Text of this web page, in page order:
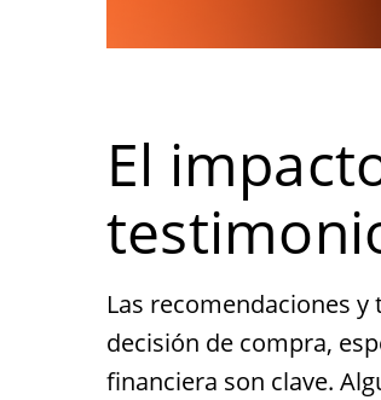
El
Las recomendaciones
decisión de compra,
financiera son clave.